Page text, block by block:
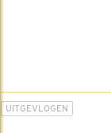
UITGEVLOGEN